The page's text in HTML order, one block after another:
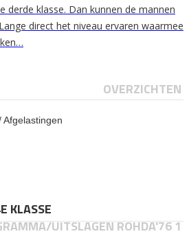
derde klasse. Dan kunnen de mannen
direct het niveau ervaren waarmee
OVERZICHTEN
Afgelastingen
KLASSE
UITSLAGEN ROHDA'76 1